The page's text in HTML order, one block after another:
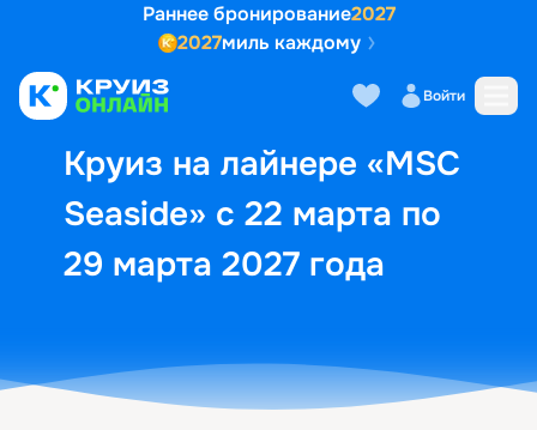
Раннее бронирование2027
2027миль каждому
Войти
Круиз на лайнере «MSC
Seaside» с 22 марта по
29 марта 2027 года
Выбор кают Маршрут и